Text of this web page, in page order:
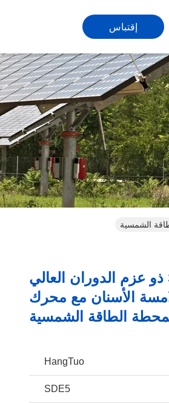
إقتباس
صندوق التروس SDE5 ذو عزم الدوران العالي
الأسنان مع محرك
الطاقة الشمسية
HangTuo
SDE5